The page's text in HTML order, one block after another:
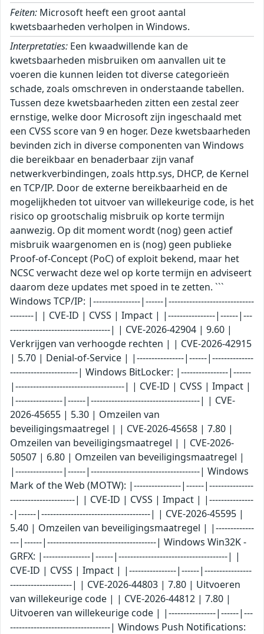
Feiten: Microsoft heeft een groot aantal
kwetsbaarheden verholpen in Windows.
Interpretaties: Een kwaadwillende kan de kwetsbaarheden misbruiken om aanvallen uit te voeren die kunnen leiden tot diverse categorieën schade, zoals omschreven in onderstaande tabellen. Tussen deze kwetsbaarheden zitten een zestal zeer ernstige, welke door Microsoft zijn ingeschaald met een CVSS score van 9 en hoger. Deze kwetsbaarheden bevinden zich in diverse componenten van Windows die bereikbaar en benaderbaar zijn vanaf netwerkverbindingen, zoals http.sys, DHCP, de Kernel en TCP/IP. Door de externe bereikbaarheid en de mogelijkheden tot uitvoer van willekeurige code, is het risico op grootschalig misbruik op korte termijn aanwezig. Op dit moment wordt (nog) geen actief misbruik waargenomen en is (nog) geen publieke Proof-of-Concept (PoC) of exploit bekend, maar het NCSC verwacht deze wel op korte termijn en adviseert daarom deze updates met spoed in te zetten. ``` Windows TCP/IP: |----------------|------|-------------------------------------| | CVE-ID | CVSS | Impact | |----------------|------|-------------------------------------| | CVE-2026-42904 | 9.60 | Verkrijgen van verhoogde rechten | | CVE-2026-42915 | 5.70 | Denial-of-Service | |----------------|------|-------------------------------------| Windows BitLocker: |----------------|------|-------------------------------------| | CVE-ID | CVSS | Impact | |----------------|------|-------------------------------------| | CVE-2026-45655 | 5.30 | Omzeilen van beveiligingsmaatregel | | CVE-2026-45658 | 7.80 | Omzeilen van beveiligingsmaatregel | | CVE-2026-50507 | 6.80 | Omzeilen van beveiligingsmaatregel | |----------------|------|-------------------------------------| Windows Mark of the Web (MOTW): |----------------|------|-------------------------------------| | CVE-ID | CVSS | Impact | |----------------|------|-------------------------------------| | CVE-2026-45595 | 5.40 | Omzeilen van beveiligingsmaatregel | |----------------|------|-------------------------------------| Windows Win32K - GRFX: |----------------|------|-------------------------------------| | CVE-ID | CVSS | Impact | |----------------|------|-------------------------------------| | CVE-2026-44803 | 7.80 | Uitvoeren van willekeurige code | | CVE-2026-44812 | 7.80 | Uitvoeren van willekeurige code | |----------------|------|-------------------------------------| Windows Push Notifications: |----------------|------|-------------------------------------| | CVE-ID | CVSS | Impact | |----------------|------|-------------------------------------| | CVE-2026-42969 | 5.50 | Toegang tot gevoelige gegevens | | CVE-2026-42971 | 5.50 | Toegang tot gevoelige gegevens | | CVE-2026-42970 | 5.50 | Toegang tot gevoelige gegevens | | CVE-2026-42973 | 5.50 | Toegang tot gevoelige gegevens | | CVE-2026-42978 | 7.80 | Verkrijgen van verhoogde rechten | | CVE-2026-42977 | 7.80 | Verkrijgen van verhoogde rechten | | CVE-2026-42979 | 7.80 | Verkrijgen van verhoogde rechten | | CVE-2026-42991 | 7.80 | Verkrijgen van verhoogde rechten | |----------------|------|-------------------------------------| Microsoft Windows DNS: |----------------|------|-------------------------------------| | CVE-ID | CVSS | Impact | |----------------|------|-------------------------------------| | CVE-2026-41108 | 7.00 | Verkrijgen van verhoogde rechten | |----------------|------|-------------------------------------| Windows Bluetooth Port Driver: |----------------|------|-------------------------------------| | CVE-ID | CVSS | Impact | |----------------|------|-------------------------------------| | CVE-2026-45640 | 7.00 | Verkrijgen van verhoogde rechten | |----------------|------|-------------------------------------| Windows Ancillary Function Driver for WinSock: |----------------|------|-------------------------------------| | CVE-ID | CVSS | Impact | |----------------|------|-------------------------------------| | CVE-2026-34335 | 7.00 | Verkrijgen van verhoogde rechten | | CVE-2026-45601 | 7.00 | Verkrijgen van verhoogde rechten | | CVE-2026-45598 | 7.00 | Verkrijgen van verhoogde rechten | | CVE-2026-45596 | 7.00 | Verkrijgen van verhoogde rechten | | CVE-2026-45638 | 7.80 | Verkrijgen van verhoogde rechten | | CVE-2026-45603 | 7.00 | Verkrijgen van verhoogde rechten | | CVE-2026-42911 | 7.00 | Verkrijgen van verhoogde rechten | |----------------|------|-------------------------------------| Function Discovery Service (fdwsd.dll): |----------------|------|-------------------------------------| | CVE-ID | CVSS | Impact | |----------------|------|-------------------------------------| | CVE-2026-42836 | 7.00 | Verkrijgen van verhoogde rechten | |----------------|------|-------------------------------------| Windows Kernel: |----------------|------|-------------------------------------| | CVE-ID | CVSS | Impact | |----------------|------|-------------------------------------| | CVE-2025-10263 | 9.30 | Verkrijgen van verhoogde rechten | | CVE-2026-45657 | 9.80 | Uitvoeren van willekeurige code | | CVE-2026-48583 | 7.80 | Verkrijgen van verhoogde rechten | | CVE-2026-45653 | 7.00 | Verkrijgen van verhoogde rechten | | CVE-2026-42984 | 7.00 | Verkrijgen van verhoogde rechten | |----------------|------|-------------------------------------| Windows Secure Boot: |----------------|------|-------------------------------------| | CVE-ID | CVSS | Impact | |----------------|------|-------------------------------------| | CVE-2026-45588 | 7.90 | Omzeilen van beveiligingsmaatregel | | CVE-2026-48568 | 7.90 | Omzeilen van beveiligingsmaatregel | | CVE-2026-48570 | 7.90 | Omzeilen van beveiligingsmaatregel | | CVE-2026-48573 | 7.90 | Omzeilen van beveiligingsmaatregel | | CVE-2026-48575 | 7.90 | Omzeilen van beveiligingsmaatregel | | CVE-2026-48576 | 7.90 | Omzeilen van beveiligingsmaatregel | | CVE-2026-48578 | 7.90 | Verkrijgen van verhoogde rechten | | CVE-2026-45654 | 7.90 | Omzeilen van beveiligingsmaatregel | |----------------|------|-------------------------------------| Remote Desktop Client: |----------------|------|-------------------------------------| | CVE-ID | CVSS | Impact | |----------------|------|-------------------------------------| | CVE-2026-47289 | 8.80 | Uitvoeren van willekeurige code | | CVE-2026-47653 | 8.80 | Uitvoeren van willekeurige code | | CVE-2026-47654 | 7.50 | Uitvoeren van willekeurige code | | CVE-2026-48563 | 7.50 | Uitvoeren van willekeurige code | | CVE-2026-42909 | 7.50 | Uitvoeren van willekeurige code | | CVE-2026-42913 | 7.50 | Uitvoeren van willekeurige code | | CVE-2026-42992 | 7.50 | Uitvoeren van willekeurige code | | CVE-2026-44799 | 7.50 | Uitvoeren van willekeurige code | | CVE-2026-44801 | 7.50 | Uitvoeren van willekeurige code | | CVE-2026-42985 | 8.80 | Uitvoeren van willekeurige code | | CVE-2026-42993 | 7.50 | Uitvoeren van willekeurige code | |----------------|------|-------------------------------------| Microsoft UxTheme Library (uxtheme.dll): |----------------|------|-------------------------------------| | CVE-ID | CVSS | Impact | |----------------|------|-------------------------------------| | CVE-2026-45606 | 5.50 | Denial-of-Service | |----------------|------|-------------------------------------| Windows Kernel-Mode Drivers: |----------------|------|-------------------------------------| | CVE-ID | CVSS | Impact | |----------------|------|-------------------------------------| | CVE-2026-45600 | 7.80 | Verkrijgen van verhoogde rechten | |----------------|------|-------------------------------------| Windows DHCP Client: |----------------|------|-------------------------------------| | CVE-ID | CVSS | Impact | |----------------|------|-------------------------------------| | CVE-2026-45608 | 6.80 | Toegang tot gevoelige gegevens | | CVE-2026-44815 | 9.80 | Uitvoeren van willekeurige code | |----------------|------|-------------------------------------| Universal Plug and Play (upnp.dll): |----------------|------|-------------------------------------| | CVE-ID | CVSS | Impact | |----------------|------|-------------------------------------| | CVE-2026-45599 | 8.10 | Uitvoeren van willekeurige code | | CVE-2026-45635 | 8.10 | Uitvoeren van willekeurige code | |----------------|------|-------------------------------------| Windows Bluetooth Service: |----------------|------|-------------------------------------| | CVE-ID | CVSS | Impact | |----------------|------|-------------------------------------| | CVE-2026-45605 | 7.80 | Verkrijgen van verhoogde rechten | |----------------|------|-------------------------------------| Windows UEFI: |----------------|------|-------------------------------------| | CVE-ID | CVSS | Impact | |----------------|------|-------------------------------------| | CVE-2026-45656 | 7.80 | Omzeilen van beveiligingsmaatregel | | CVE-2026-8863 | 7.80 | Omzeilen van beveiligingsmaatregel | |----------------|------|-------------------------------------| Windows Hotpatch Monitoring Service: |----------------|------|-------------------------------------| | CVE-ID | CVSS | Impact